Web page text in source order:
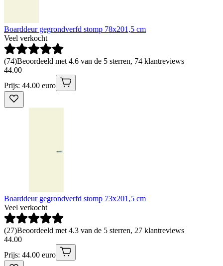
Boarddeur gegrondverfd stomp 78x201,5 cm
Veel verkocht
(74)Beoordeeld met 4.6 van de 5 sterren, 74 klantreviews
44.00
Prijs: 44.00 euro
Boarddeur gegrondverfd stomp 73x201,5 cm
Veel verkocht
(27)Beoordeeld met 4.3 van de 5 sterren, 27 klantreviews
44.00
Prijs: 44.00 euro